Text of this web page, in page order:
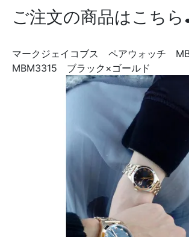
ご注文の商品はこち
マークジェイコブス ペアウォッチ
MBM3315 ブラック×ゴールド